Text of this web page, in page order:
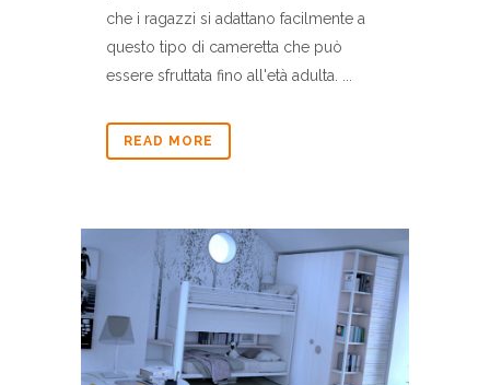
che i ragazzi si adattano facilmente a
questo tipo di cameretta che può
essere sfruttata fino all'età adulta. ...
READ MORE